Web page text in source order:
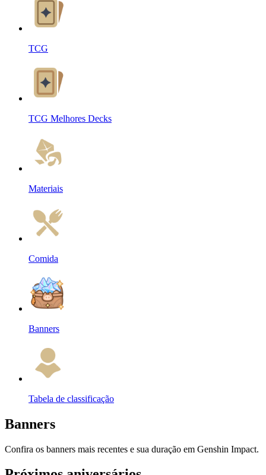
TCG
TCG Melhores Decks
Materiais
Comida
Banners
Tabela de classificação
Banners
Confira os banners mais recentes e sua duração em Genshin Impact.